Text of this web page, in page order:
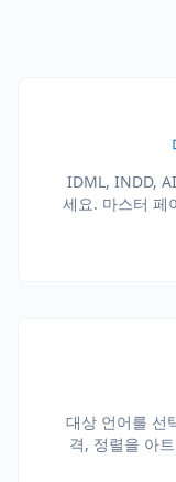
IDML, INDD,
세요. 마스터 페
대상 언어를 선
격, 정렬을 아